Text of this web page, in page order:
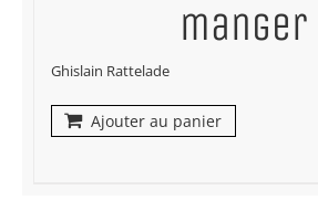
manger
Ghislain Rattelade
Ajouter au panier